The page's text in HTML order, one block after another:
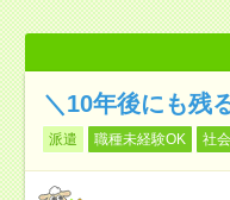
＼10年後にも残
派遣 職種未経験OK 社